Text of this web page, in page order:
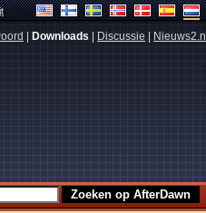
Downloads Discussie Nieuws2.nl